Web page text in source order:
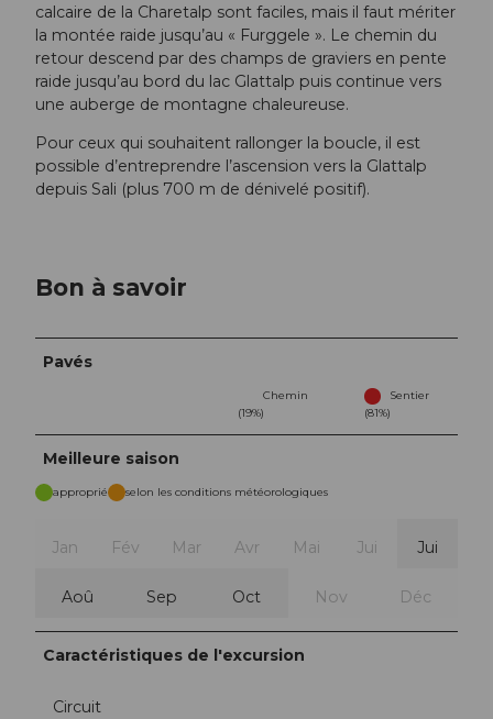
calcaire de la Charetalp sont faciles, mais il faut mériter
la montée raide jusqu’au « Furggele ». Le chemin du
retour descend par des champs de graviers en pente
raide jusqu’au bord du lac Glattalp puis continue vers
une auberge de montagne chaleureuse.
Pour ceux qui souhaitent rallonger la boucle, il est
possible d’entreprendre l’ascension vers la Glattalp
depuis Sali (plus 700 m de dénivelé positif).
Bon à savoir
Pavés
Chemin
(19%)
Sentier
(81%)
Meilleure saison
approprié selon les conditions météorologiques
Jan Fév Mar Avr Mai Jui Jui
Aoû Sep Oct Nov Déc
Caractéristiques de l'excursion
Circuit